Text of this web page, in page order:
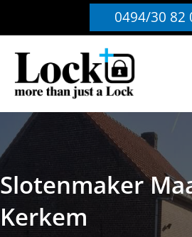
0494/30 82
Slotenmaker
Kerkem